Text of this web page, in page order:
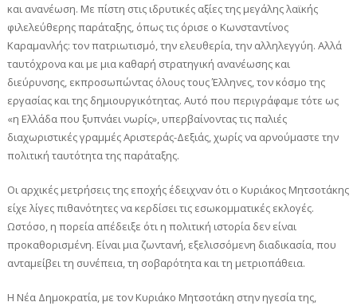
και ανανέωση. Με πίστη στις ιδρυτικές αξίες της μεγάλης λαϊκής
φιλελεύθερης παράταξης, όπως τις όρισε ο Κωνσταντίνος
Καραμανλής: τον πατριωτισμό, την ελευθερία, την αλληλεγγύη. Αλλά
ταυτόχρονα και με μια καθαρή στρατηγική ανανέωσης και
διεύρυνσης, εκπροσωπώντας όλους τους Έλληνες, τον κόσμο της
εργασίας και της δημιουργικότητας. Αυτό που περιγράφαμε τότε ως
«η Ελλάδα που ξυπνάει νωρίς», υπερβαίνοντας τις παλιές
διαχωριστικές γραμμές Αριστεράς-Δεξιάς, χωρίς να αρνούμαστε την
πολιτική ταυτότητα της παράταξης.
Οι αρχικές μετρήσεις της εποχής έδειχναν ότι ο Κυριάκος Μητσοτάκης
είχε λίγες πιθανότητες να κερδίσει τις εσωκομματικές εκλογές.
Ωστόσο, η πορεία απέδειξε ότι η πολιτική ιστορία δεν είναι
προκαθορισμένη. Είναι μια ζωντανή, εξελισσόμενη διαδικασία, που
ανταμείβει τη συνέπεια, τη σοβαρότητα και τη μετριοπάθεια.
Η Νέα Δημοκρατία, με τον Κυριάκο Μητσοτάκη στην ηγεσία της,